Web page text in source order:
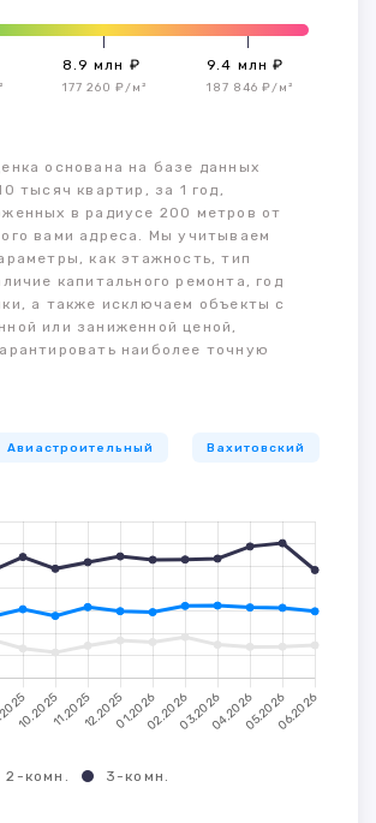
8.9 млн ₽
177 260 ₽/м²
9.4 млн ₽
187 846 ₽/м²
основана на базе данных
тысяч квартир, за 1 год,
в радиусе 200 метров от
вами адреса. Мы учитываем
как этажность, тип
капитального ремонта, год
а также исключаем объекты с
или заниженной ценой,
наиболее точную
Авиастроительный Вахитовский
2-комн. 3-комн.